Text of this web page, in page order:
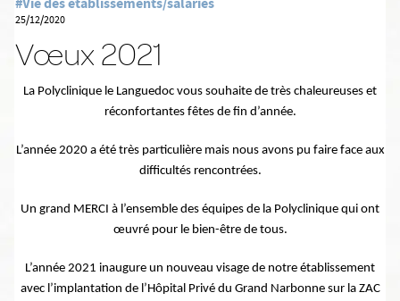
25/12/2020
Vœux 2021
La Polyclinique le Languedoc vous souhaite de très chaleureuses et
réconfortantes fêtes de fin d’année.
L’année 2020 a été très particulière mais nous avons pu faire face aux
difficultés rencontrées.
Un grand MERCI à l’ensemble des équipes de la Polyclinique qui ont
œuvré pour le bien-être de tous.
L’année 2021 inaugure un nouveau visage de notre établissement
avec l’implantation de l’Hôpital Privé du Grand Narbonne sur la ZAC